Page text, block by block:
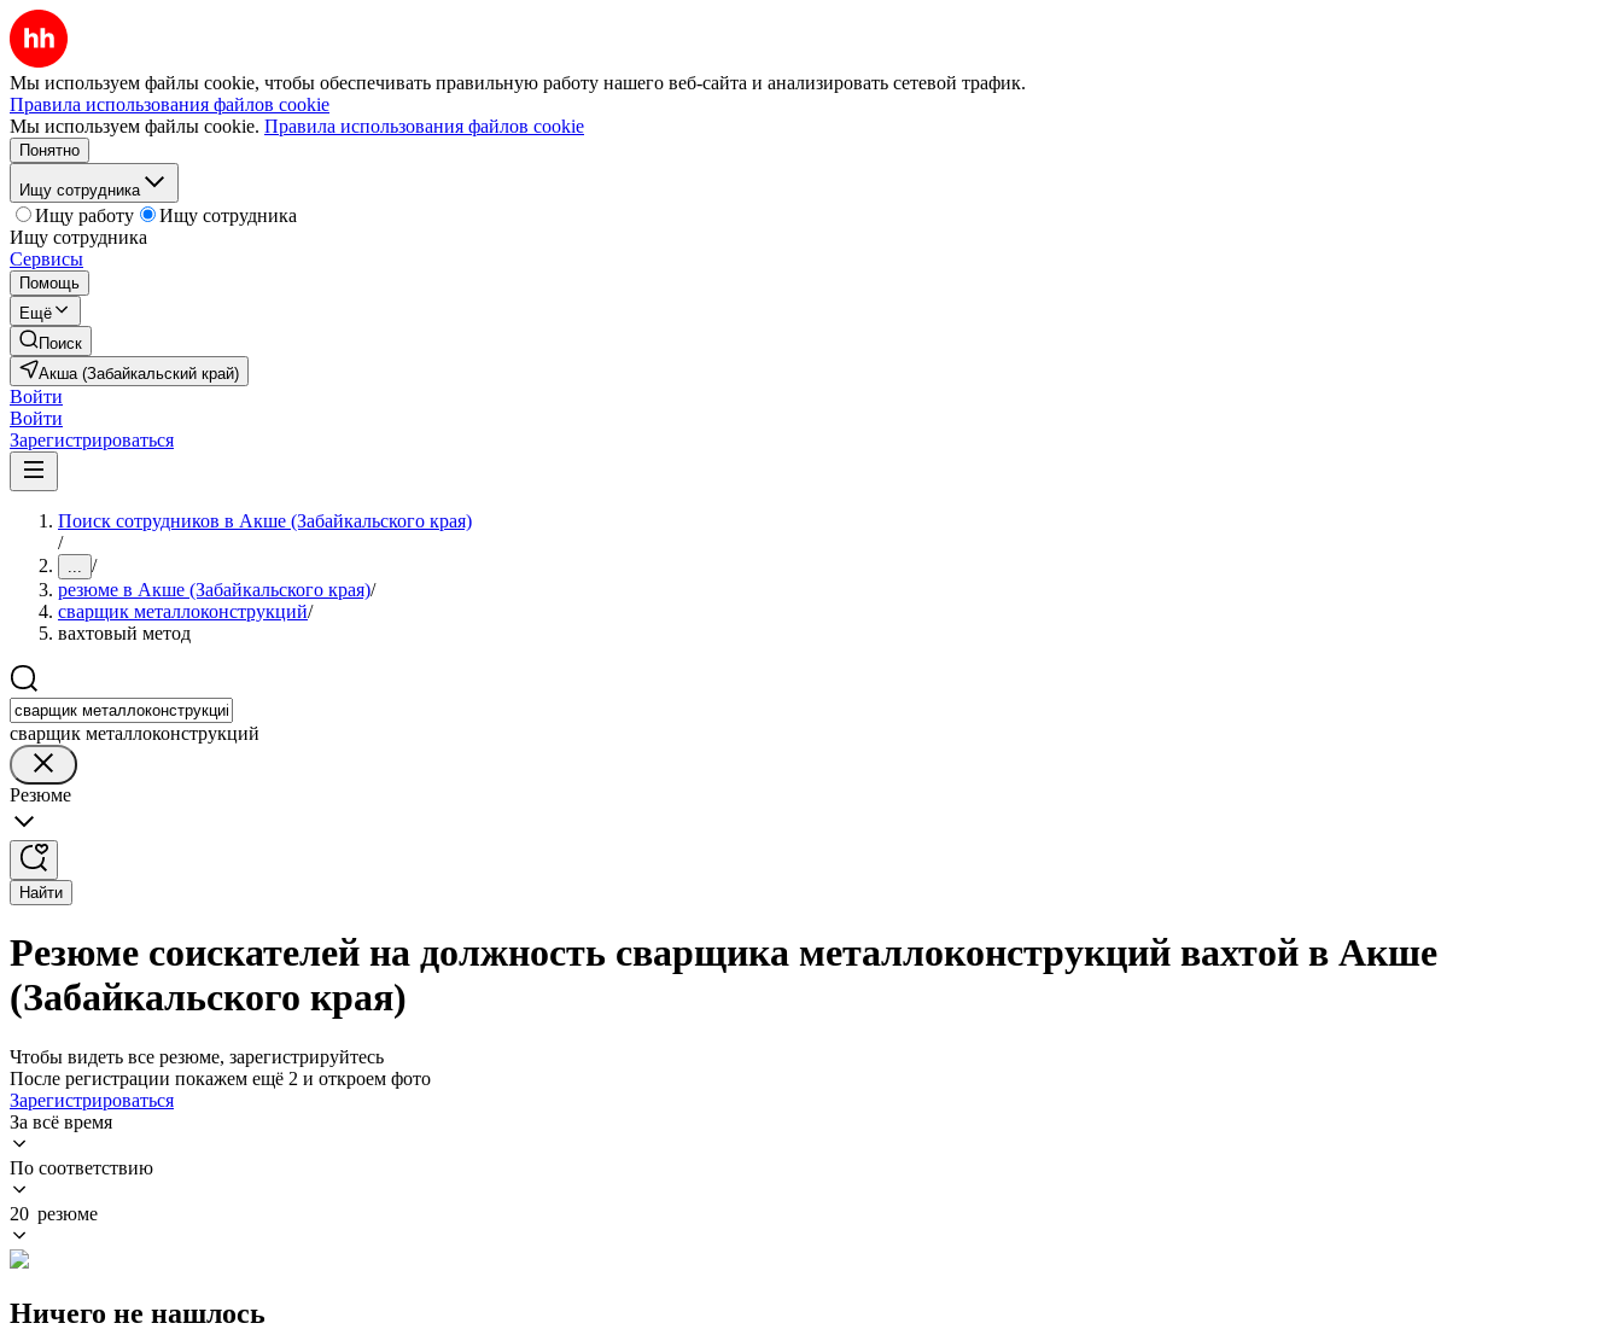
Мы используем файлы cookie, чтобы обеспечивать правильную работу нашего веб-сайта и анализировать сетевой трафик.
Правила использования файлов cookie
Мы используем файлы cookie. Правила использования файлов cookie
Понятно
Ищу сотрудника
Ищу работу
Ищу сотрудника
Ищу сотрудника
Сервисы
Помощь
Ещё
Поиск
Акша (Забайкальский край)
Войти
Войти
Зарегистрироваться
Поиск сотрудников в Акше (Забайкальского края)
/
... /
резюме в Акше (Забайкальского края)/
сварщик металлоконструкций/
вахтовый метод
сварщик металлоконструкций
Резюме
Найти
Резюме соискателей на должность сварщика металлоконструкций вахтой в Акше
(Забайкальского края)
Чтобы видеть все резюме, зарегистрируйтесь
После регистрации покажем ещё 2 и откроем фото
Зарегистрироваться
За всё время
По соответствию
20 резюме
Ничего не нашлось